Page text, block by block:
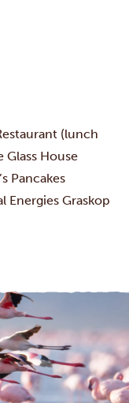
(lunch
Glass House
Pancakes
Energies Graskop